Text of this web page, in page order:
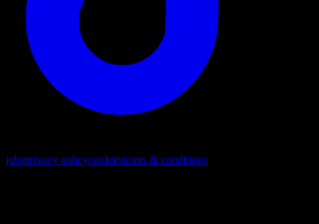
jobsprivacy policycookiesterms & conditions